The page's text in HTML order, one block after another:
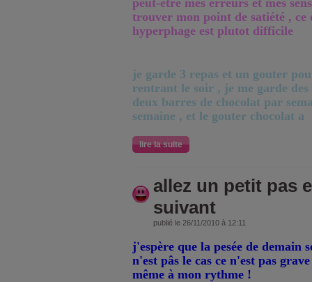
peut-être mes erreurs et mes
trouver mon point de satiété ,
hyperphage est plutot difficile
je garde 3 repas et un gouter
rentrant le soir , je me garde
deux barres de chocolat par
semaine , et le gouter chocolat a
lire la suite
allez un petit pas
suivant
publié le 26/11/2010 à 12:11
j'espère que la pesée de demain
n'est pâs le cas ce n'est pas
même à mon rythme !